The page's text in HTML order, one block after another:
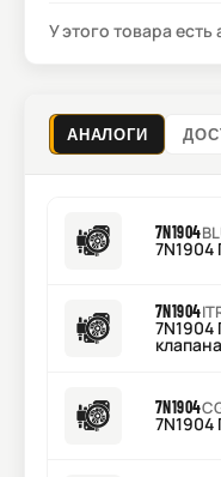
У этого товара есть
АНАЛОГИ
7N1904
7N1904
клапана
7N1904